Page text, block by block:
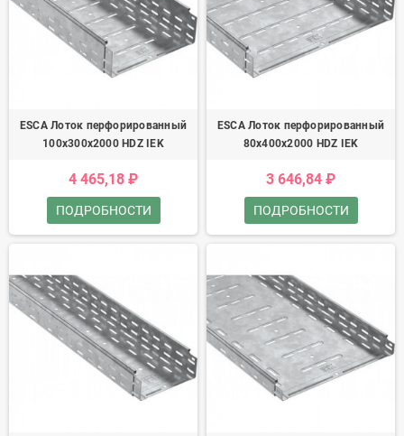
ESCA Лоток перфорированный
100х300х2000 HDZ IEK
4 465,18 ₽
ПОДРОБНОСТИ
ESCA Лоток перфорированный
80х400х2000 HDZ IEK
3 646,84 ₽
ПОДРОБНОСТИ